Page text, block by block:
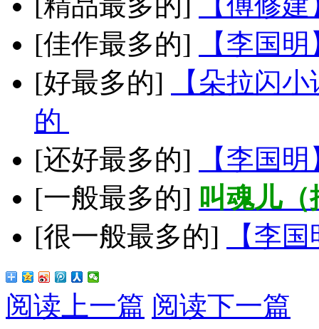
[佳作最多的]
【李国
[好最多的]
【朵拉闪
的
[还好最多的]
【李国
[一般最多的] 叫魂儿
[很一般最多的]
【李
阅读上一篇 阅读下一篇